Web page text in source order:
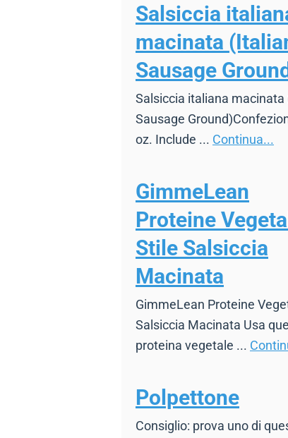
Salsiccia
macinata
Sausage
Salsiccia italiana macinata
Sausage
oz. Include ... Continua...
GimmeLean
Proteine
Stile Salsiccia
Macinata
GimmeLean Proteine
Salsiccia Macinata Usa
proteina vegetale ...
Polpettone
Consiglio: prova uno di